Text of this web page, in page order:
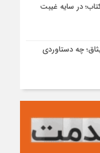
در سایه غیبت
چه دستاوردی